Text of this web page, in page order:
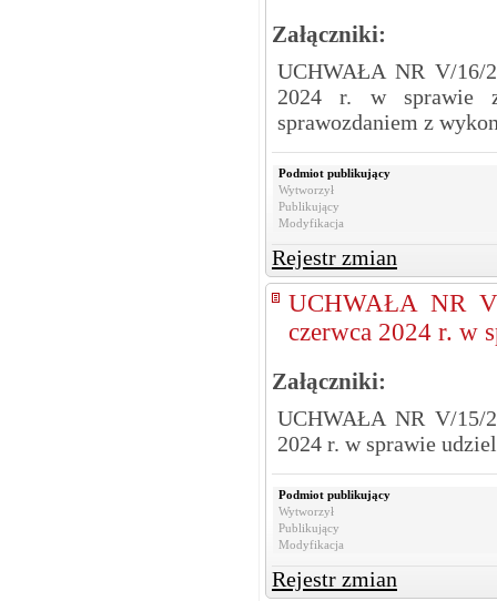
Załączniki:
UCHWAŁA NR V/
2024 r. w sprawie
sprawozdaniem z
Podmiot publikujący
Wytworzył
Publikujący
Modyfikacja
Rejestr zmian
UCHWAŁA NR
czerwca 2024 r. w
Załączniki:
UCHWAŁA NR V/
2024 r. w sprawie
Podmiot publikujący
Wytworzył
Publikujący
Modyfikacja
Rejestr zmian